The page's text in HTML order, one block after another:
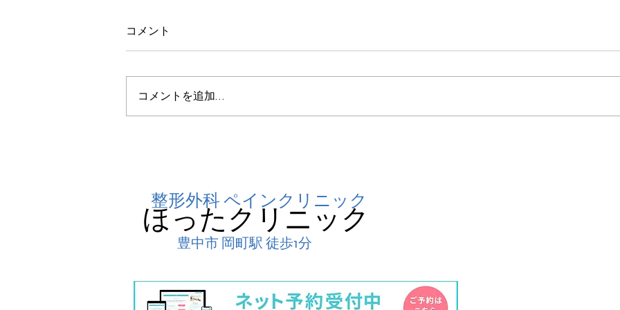
コメント
コメントを追加…
整形外科 ペインクリニック
​ほったクリニック
豊中市 岡町駅 徒歩1分